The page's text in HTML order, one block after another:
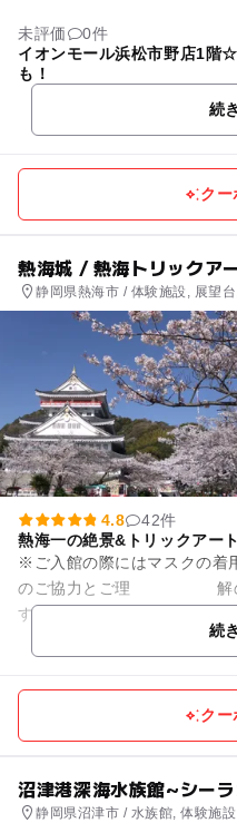
未評価
0件
イオンモール浜松市野店1階
も！
続
クー
熱海城 / 熱海トリックア
静岡県熱海市 / 体験施設, 展望
4.8
42件
熱海一の絶景&トリックアー
※ご入館の際にはマスクの着
のご協力とご理 解の程
す。 ※発熱等、体調の悪い方
続
クー
沼津港深海水族館~シー
静岡県沼津市 / 水族館, 体験施設